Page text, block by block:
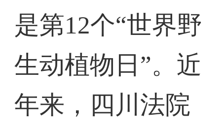
是第12个“世界野
生动植物日”。近
年来，四川法院